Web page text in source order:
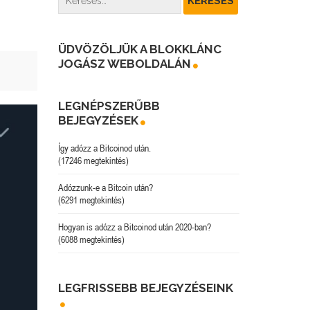
ÜDVÖZÖLJÜK A BLOKKLÁNC
JOGÁSZ WEBOLDALÁN
LEGNÉPSZERŰBB
BEJEGYZÉSEK
Így adózz a Bitcoinod után.
(17246 megtekintés)
Adózzunk-e a Bitcoin után?
(6291 megtekintés)
Hogyan is adózz a Bitcoinod után 2020-ban?
(6088 megtekintés)
LEGFRISSEBB BEJEGYZÉSEINK